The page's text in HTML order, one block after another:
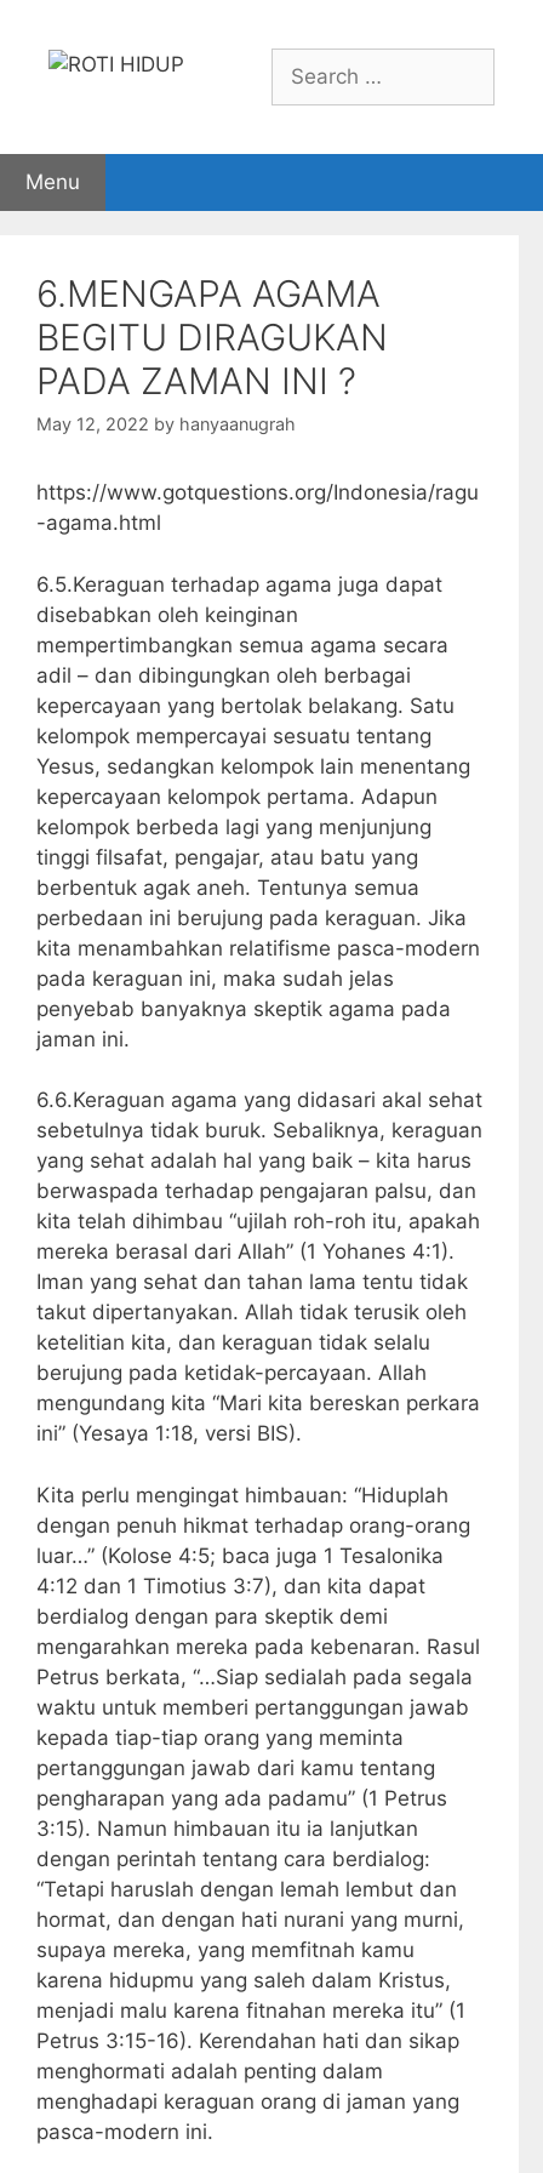
content
Search
for:
Menu
6.MENGAPA AGAMA
BEGITU DIRAGUKAN
PADA ZAMAN INI ?
May 12, 2022 by hanyaanugrah
https://www.gotquestions.org/Indonesia/ragu
-agama.html
6.5.Keraguan terhadap agama juga dapat
disebabkan oleh keinginan
mempertimbangkan semua agama secara
adil – dan dibingungkan oleh berbagai
kepercayaan yang bertolak belakang. Satu
kelompok mempercayai sesuatu tentang
Yesus, sedangkan kelompok lain menentang
kepercayaan kelompok pertama. Adapun
kelompok berbeda lagi yang menjunjung
tinggi filsafat, pengajar, atau batu yang
berbentuk agak aneh. Tentunya semua
perbedaan ini berujung pada keraguan. Jika
kita menambahkan relatifisme pasca-modern
pada keraguan ini, maka sudah jelas
penyebab banyaknya skeptik agama pada
jaman ini.
6.6.Keraguan agama yang didasari akal sehat
sebetulnya tidak buruk. Sebaliknya, keraguan
yang sehat adalah hal yang baik – kita harus
berwaspada terhadap pengajaran palsu, dan
kita telah dihimbau “ujilah roh-roh itu, apakah
mereka berasal dari Allah” (1 Yohanes 4:1).
Iman yang sehat dan tahan lama tentu tidak
takut dipertanyakan. Allah tidak terusik oleh
ketelitian kita, dan keraguan tidak selalu
berujung pada ketidak-percayaan. Allah
mengundang kita “Mari kita bereskan perkara
ini” (Yesaya 1:18, versi BIS).
Kita perlu mengingat himbauan: “Hiduplah
dengan penuh hikmat terhadap orang-orang
luar…” (Kolose 4:5; baca juga 1 Tesalonika
4:12 dan 1 Timotius 3:7), dan kita dapat
berdialog dengan para skeptik demi
mengarahkan mereka pada kebenaran. Rasul
Petrus berkata, “…Siap sedialah pada segala
waktu untuk memberi pertanggungan jawab
kepada tiap-tiap orang yang meminta
pertanggungan jawab dari kamu tentang
pengharapan yang ada padamu” (1 Petrus
3:15). Namun himbauan itu ia lanjutkan
dengan perintah tentang cara berdialog:
“Tetapi haruslah dengan lemah lembut dan
hormat, dan dengan hati nurani yang murni,
supaya mereka, yang memfitnah kamu
karena hidupmu yang saleh dalam Kristus,
menjadi malu karena fitnahan mereka itu” (1
Petrus 3:15-16). Kerendahan hati dan sikap
menghormati adalah penting dalam
menghadapi keraguan orang di jaman yang
pasca-modern ini.